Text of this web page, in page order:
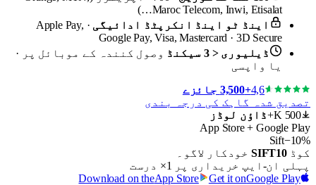
Maroc Telecom, Inwi, Etisalat…)
اینڈ ٹو اینڈ انکرپٹڈ ادائیگی
· Apple Pay,
Google Pay, Visa, Mastercard · 3D Secure
ڈیلیوری < 3 سیکنڈ
وصول کنندہ کے موبائل پر ·
یا واپسی
4,6+3,500 جائزے
تصدیق شدہ گاہک کی درجہ بندی
500 K+
ڈاؤن لوڈز
App Store + Google Play
Sift−10%
کوڈSIFT10 خودکار لاگو۔
پہلی ان-ایپ خریداری پر 1× درست
Download on theApp Store Get it onGoogle Play